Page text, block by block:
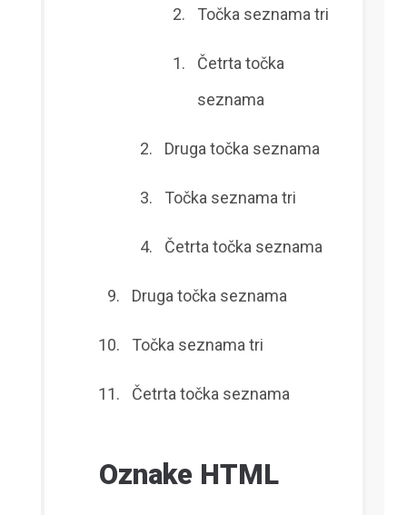
Točka seznama tri
Četrta točka
seznama
Druga točka seznama
Točka seznama tri
Četrta točka seznama
Druga točka seznama
Točka seznama tri
Četrta točka seznama
Oznake HTML